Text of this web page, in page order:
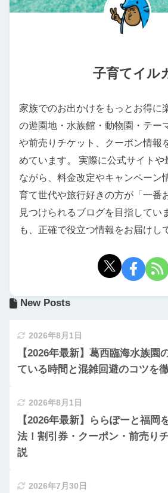
子育てイル
家族でのお出かけをもっとお得に
の遊園地・水族館・動物園・テー
や前売りチケット、クーポン情報
めています。 実際に公式サイトや
ながら、料金改定やキャンペーン
育て世代や旅行好きの方が「一番
見つけられるブログを目指してい
も、正確で役立つ情報をお届けし
New Posts
2026年8月1日
【2026年最新】葛西臨海水族園
ている時間と混雑回避のコツを
2026年8月1日
【2026年最新】ららぽーと福岡
法！割引券・クーポン・前売り
説
2026年7月30日